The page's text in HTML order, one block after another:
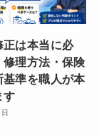
正は本当に必
修理方法・保険
基準を職人が本
す